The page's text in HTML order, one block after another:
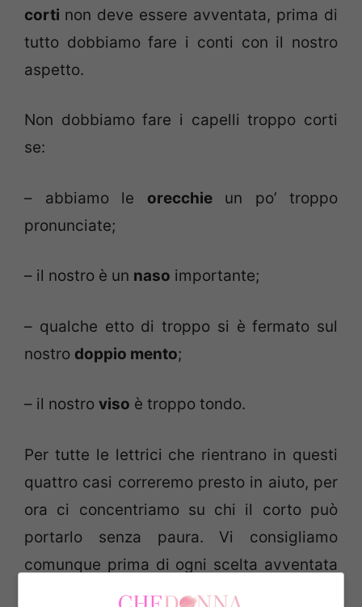
corti non deve essere avventata, prima di
tutto dobbiamo fare i conti con il nostro
aspetto.
Non dobbiamo fare i capelli troppo corti
se:
– abbiamo le orecchieun po’ troppo
pronunciate;
– il nostro è un naso importante;
– qualche etto di troppo si è fermato sul
nostro doppio mento;
– il nostro viso è troppo tondo.
Per tutte le lettrici che rientrano in questi
quattro casi correremo presto in aiuto, per
ora ci concentriamo su chi il corto può
portarlo senza paura. Vi consigliamo
comunque prima di ogni scelta avventata
Test, aiuterà a capire quale taglio è